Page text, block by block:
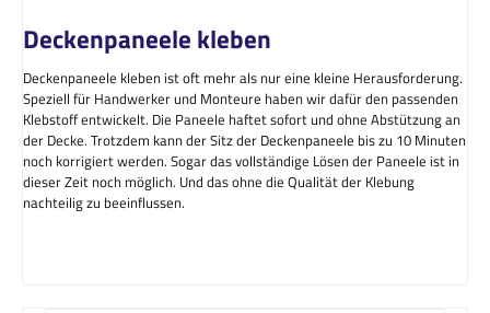
Deckenpaneele kleben
Deckenpaneele kleben ist oft mehr als nur eine kleine Herausforderung.
Speziell für Handwerker und Monteure haben wir dafür den passenden
Klebstoff entwickelt. Die Paneele haftet sofort und ohne Abstützung an
der Decke. Trotzdem kann der Sitz der Deckenpaneele bis zu 10 Minuten
noch korrigiert werden. Sogar das vollständige Lösen der Paneele ist in
dieser Zeit noch möglich. Und das ohne die Qualität der Klebung
nachteilig zu beeinflussen.